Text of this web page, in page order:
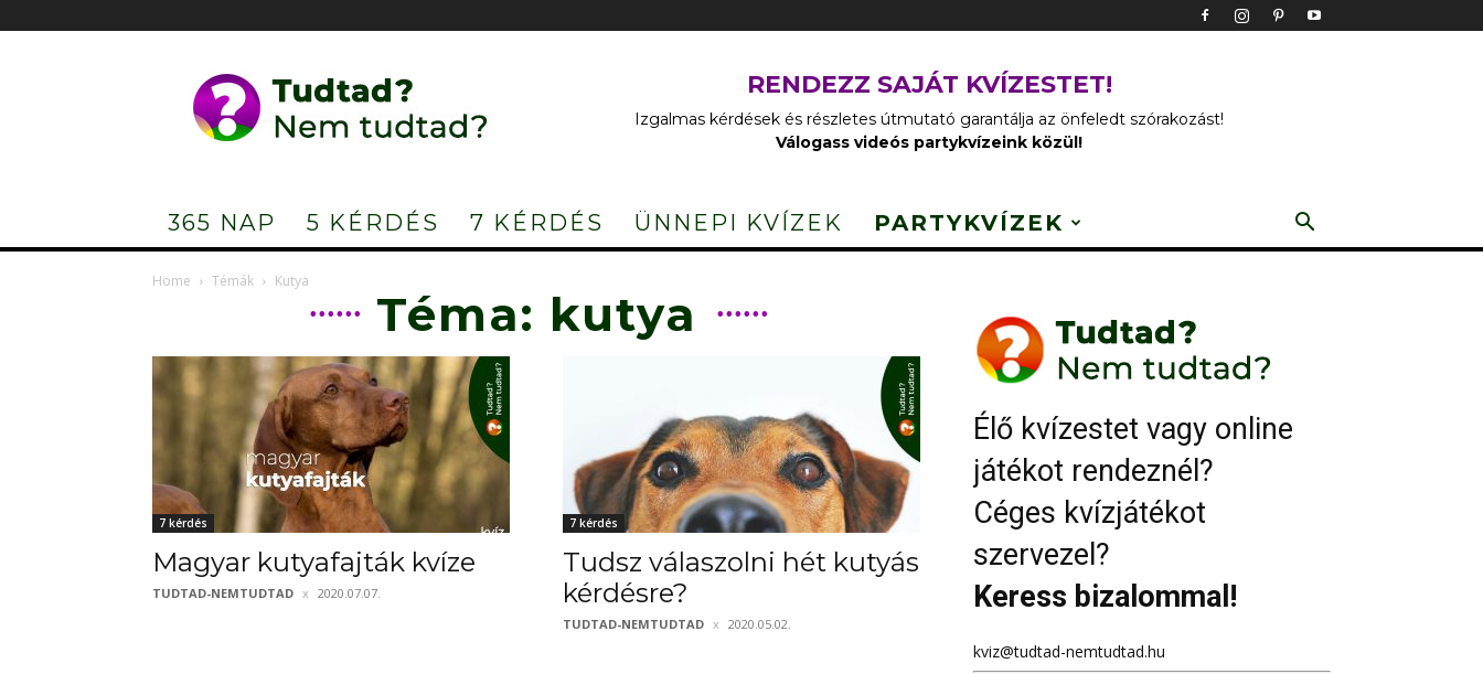
Nem
tudtad?
RENDEZZ SAJÁT KVÍZESTET!
Izgalmas kérdések és részletes útmutató garantálja az önfeledt szórakozást!
Válogass videós partykvízeink közül!
365 NAP 5 KÉRDÉS 7 KÉRDÉS ÜNNEPI KVÍZEK PARTYKVÍZEK
Home Témák Kutya
Téma: kutya
7 kérdés
Magyar kutyafajták kvíze
TUDTAD-NEMTUDTAD 2020.07.07.
7 kérdés
Tudsz válaszolni hét kutyás
kérdésre?
TUDTAD-NEMTUDTAD 2020.05.02.
Élő kvízestet vagy online
játékot rendeznél?
Céges kvízjátékot
szervezel?
Keress bizalommal!
kviz@tudtad-nemtudtad.hu